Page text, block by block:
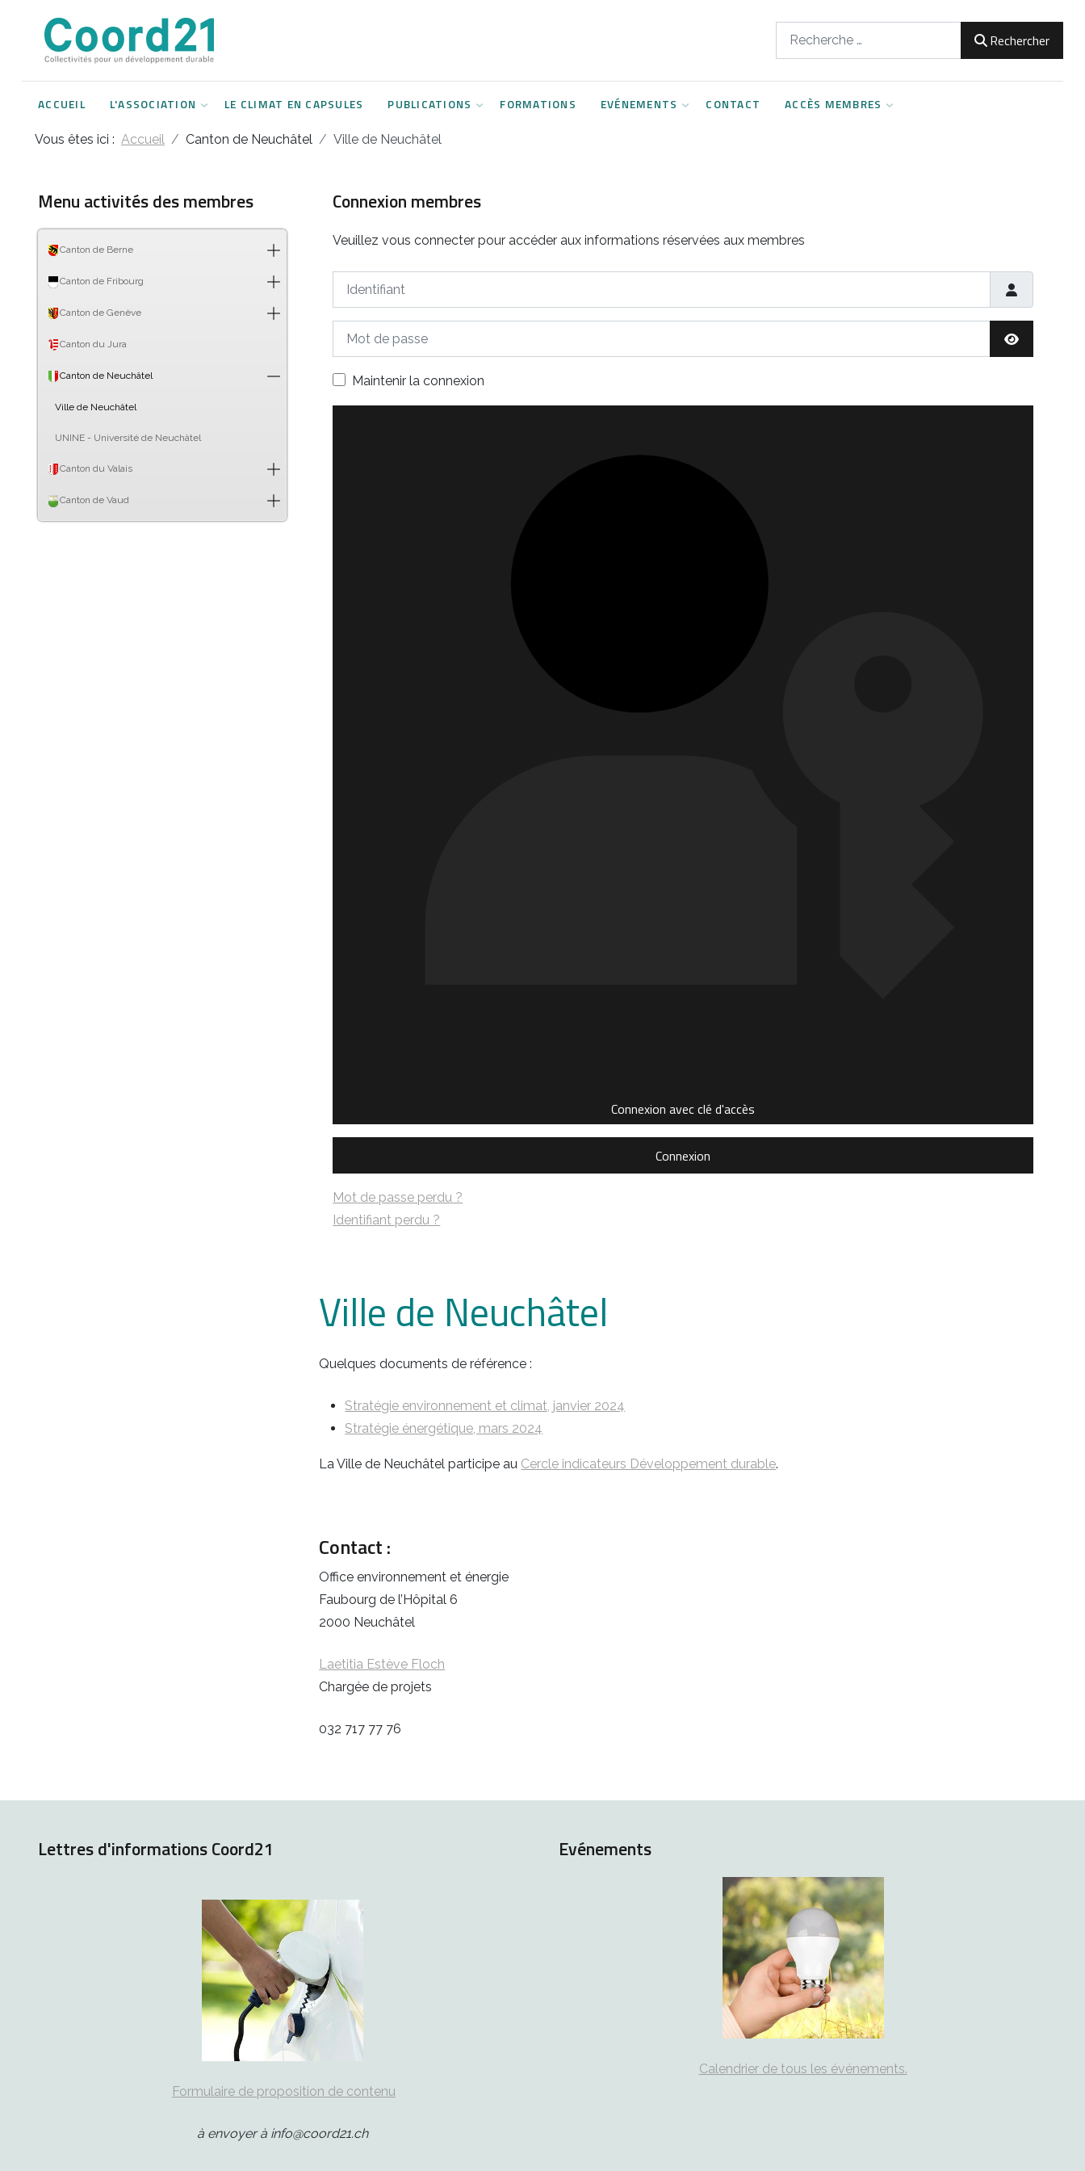
Rechercher
ACCUEIL L'ASSOCIATION LE CLIMAT EN CAPSULES PUBLICATIONS FORMATIONS EVÉNEMENTS CONTACT ACCÈS MEMBRES
Vous êtes ici : Accueil Canton de Neuchâtel Ville de Neuchâtel
Menu activités des membres
Canton de Berne
Canton de Fribourg
Canton de Genève
Canton du Jura
Canton de Neuchâtel
Ville de Neuchâtel
UNINE - Université de Neuchâtel
Canton du Valais
Canton de Vaud
Connexion membres
Veuillez vous connecter pour accéder aux informations réservées aux membres
Identifiant
Mot de passe
Afficher le
Maintenir la connexion
Connexion avec clé d'accès
Connexion
Mot de passe perdu ?
Identifiant perdu ?
Ville de Neuchâtel
Quelques documents de référence :
Stratégie environnement et climat, janvier 2024
Stratégie énergétique, mars 2024
La Ville de Neuchâtel participe au Cercle indicateurs Développement durable.
Contact :
Office environnement et énergie
Faubourg de l’Hôpital 6
2000 Neuchâtel
Laetitia Estève Floch
Chargée de projets
032 717 77 76
Lettres d'informations Coord21
Formulaire de proposition de contenu
à envoyer à info@coord21.ch
Evénements
Calendrier de tous les événements.
Développement durable et Agenda 21
Implémentation locale de l'Agenda
Assemblées générales
2021
2022
2023
2025
Lettres d'informations
Rencontres thématiques
Documents